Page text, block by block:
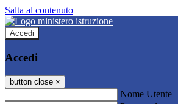
Salta al contenuto
Accedi
Accedi
button close ×
Nome Utente